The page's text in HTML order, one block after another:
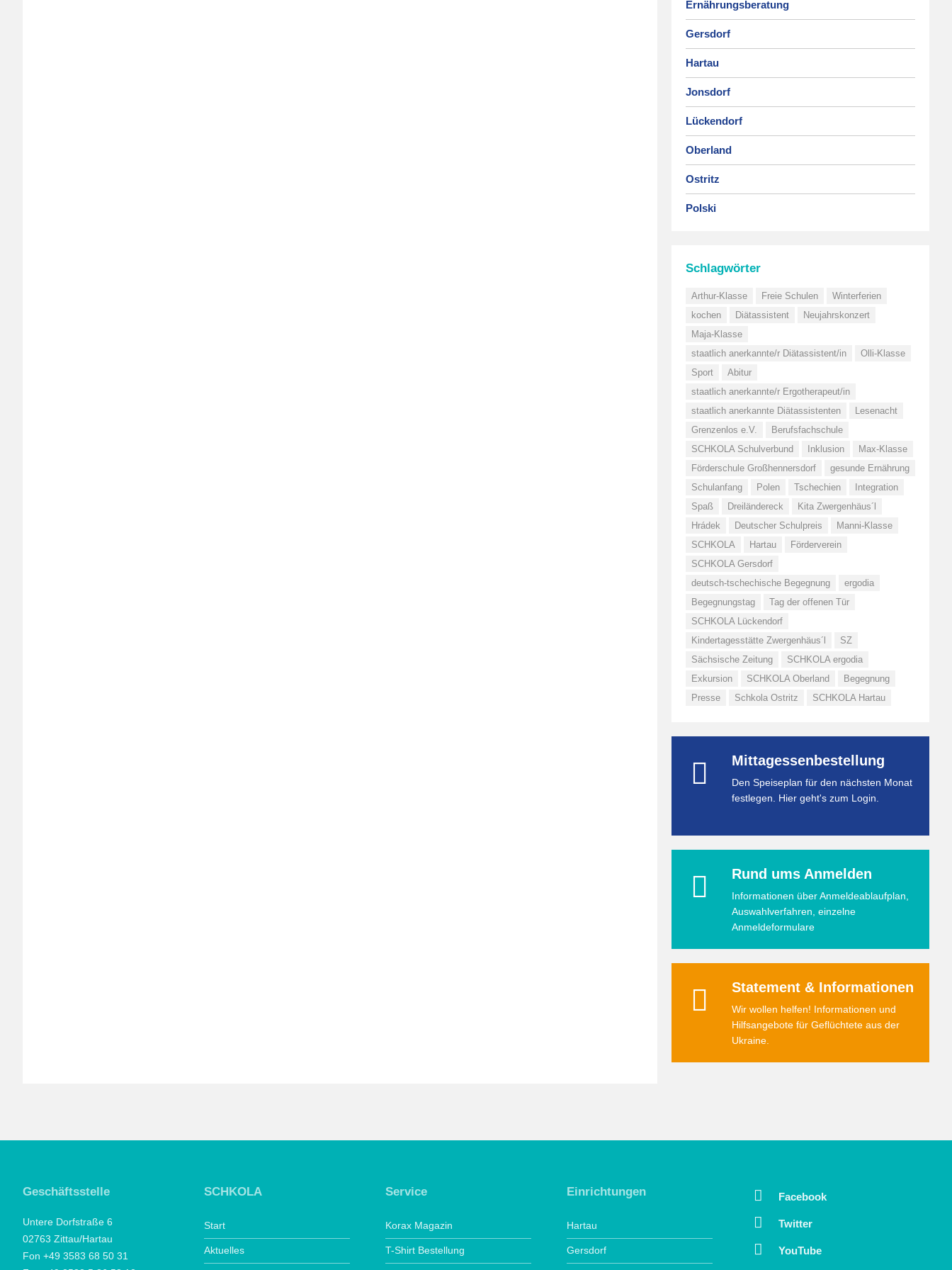
Ernährungsberatung
Gersdorf
Hartau
Jonsdorf
Lückendorf
Oberland
Ostritz
Polski
Schlagwörter
Arthur-Klasse Freie Schulen
Winterferien
kochen
Diätassistent
Neujahrskonzert
Maja-Klasse
staatlich anerkannte/r Diätassistent/in
Olli-Klasse
Sport
Abitur
staatlich anerkannte/r Ergotherapeut/in
staatlich anerkannte Diätassistenten
Lesenacht
Grenzenlos e.V.
Berufsfachschule
SCHKOLA Schulverbund
Inklusion
Max-Klasse
Förderschule Großhennersdorf
gesunde Ernährung
Schulanfang
Polen Tschechien
Integration
Spaß
Dreiländereck
Kita Zwergenhäus´l
Hrádek
Deutscher Schulpreis
Manni-Klasse
SCHKOLA
Hartau
Förderverein
SCHKOLA Gersdorf
deutsch-tschechische Begegnung
ergodia
Begegnungstag
Tag der offenen Tür
SCHKOLA Lückendorf
Kindertagesstätte Zwergenhäus´l
SZ
Sächsische Zeitung
SCHKOLA ergodia
Exkursion
SCHKOLA Oberland
Begegnung
Presse
Schkola Ostritz SCHKOLA Hartau
Mittagessenbestellung
Den Speiseplan für den nächsten Monat
festlegen. Hier geht's zum Login.
Rund ums Anmelden
Informationen über Anmeldeablaufplan,
Auswahlverfahren, einzelne
Anmeldeformulare
Statement & Informationen
Wir wollen helfen! Informationen und
Hilfsangebote für Geflüchtete aus der
Ukraine.
Geschäftsstelle
Untere Dorfstraße 6
02763 Zittau/Hartau
Fon +49 3583 68 50 31
SCHKOLA
Start
Aktuelles
Service
Korax Magazin
T-Shirt Bestellung
Einrichtungen
Hartau
Gersdorf
Facebook
Twitter
YouTube